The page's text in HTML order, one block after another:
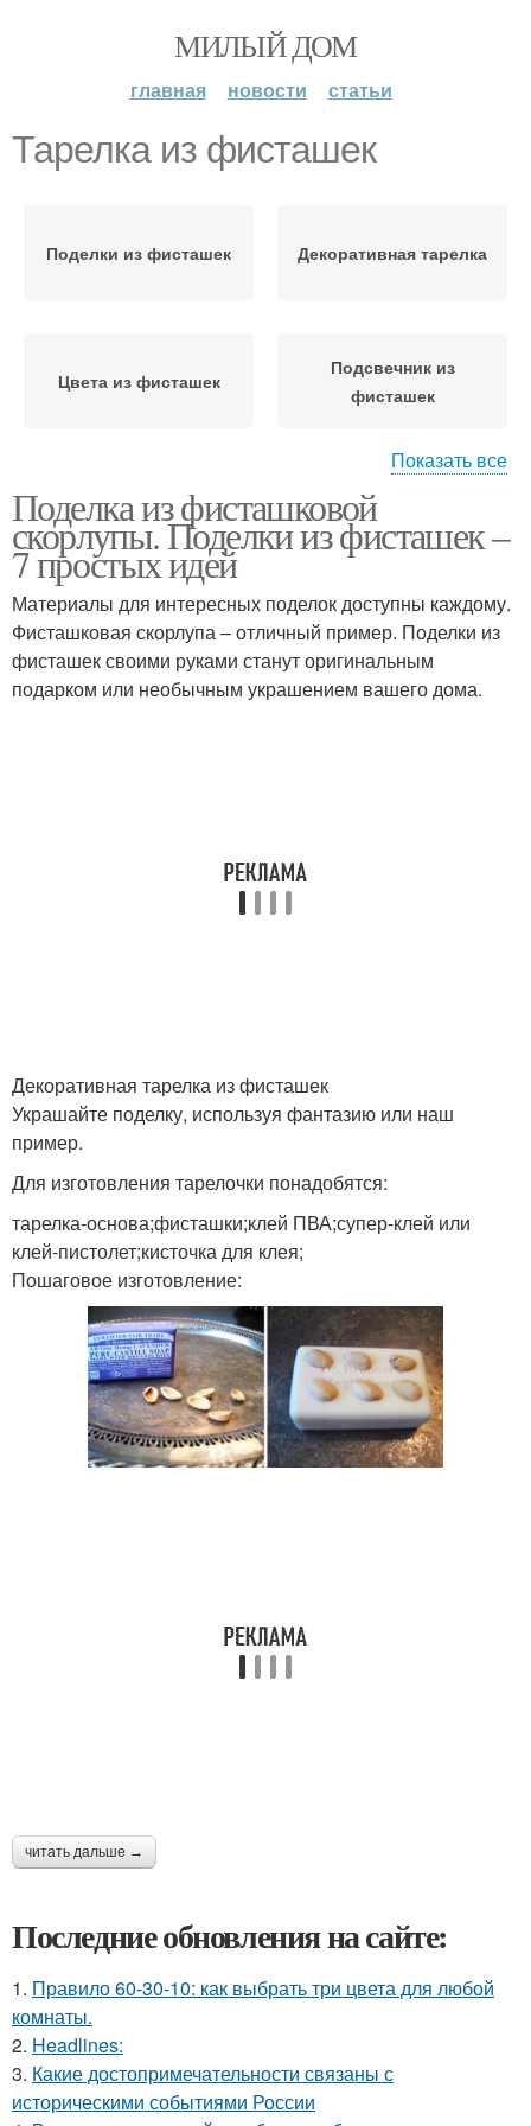
МИЛЫЙ ДОМ
главная новости статьи
Тарелка из фисташек
Поделки из фисташек Декоративная тарелка
Цвета из фисташек
Подсвечник из
фисташек
Игрушка из фисташек Венки из фисташек
Елка из фисташек Подвеска из фисташек
Показать все
Поделка из фисташковой
скорлупы. Поделки из фисташек –
7 простых идей
Материалы для интересных поделок доступны каждому.
Фисташковая скорлупа – отличный пример. Поделки из
фисташек своими руками станут оригинальным
подарком или необычным украшением вашего дома.
Декоративная тарелка из фисташек
Украшайте поделку, используя фантазию или наш
пример.
Для изготовления тарелочки понадобятся:
тарелка-основа;фисташки;клей ПВА;супер-клей или
клей-пистолет;кисточка для клея;
Пошаговое изготовление:
читать дальше →
Последние обновления на сайте:
1. Правило 60-30-10: как выбрать три цвета для любой
комнаты.
2. Headlines:
3. Какие достопримечательности связаны с
историческими событиями России